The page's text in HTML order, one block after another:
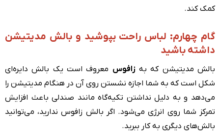
کمک کند.
گام چهارم: لباس راحت بپوشید و بالش مدیتیشن
داشته باشید
بالش مدیتیشن که به زافوس معروف است یک بالش دایره‌ای
شکل است که به شما اجازه نشستن روی آن در هنگام مدیتیشن را
می‌دهد و به دلیل نداشتن تکیه‌گاه مانند صندلی باعث افزایش
تمرکز شما روی انرژی می‌شود. اگر بالش زافوس ندارید، می‌توانید
بالش‌های دیگری به کار ببرید.